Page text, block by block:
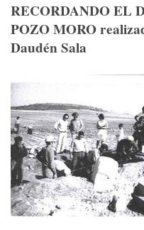
RECORDANDO EL
POZO MORO
Daudén Sala